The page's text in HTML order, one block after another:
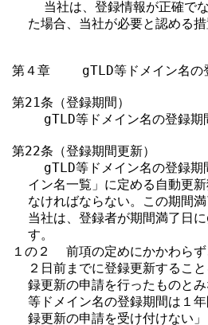
当社は、登録情報が正確で
た場合、当社が必要と認める
第４章    gTLD等ドメイン名の
第21条（登録期間）
gTLD等ドメイン名の登録期
第22条（登録期間更新）
gTLD等ドメイン名の登録期
イン名一覧」に定める自動更
なければならない。この期間
当社は、登録者が期間満了日
  す。
１の２  前項の定めにかかわら
２日前までに登録更新するこ
録更新の申請を行ったものと
等ドメイン名の登録期間は１
録更新の申請を受け付けない